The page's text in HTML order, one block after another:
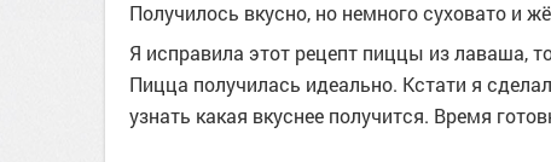
Получилось вкусно, но немного суховато и
Я исправила этот рецепт пиццы из лаваша,
Пицца получилась идеально. Кстати я
узнать какая вкуснее получится. Время